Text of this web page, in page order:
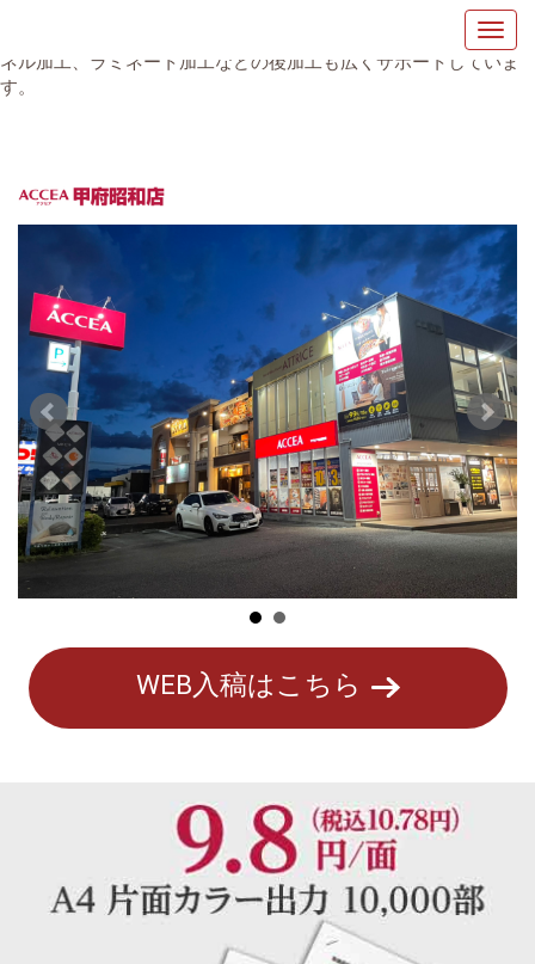
山梨県でおすすめの印刷会社「アクセア甲府昭和店」 チラシ印
刷、ポスター印刷などの印刷サービスはもちろん、製本加工、パ
ネル加工、ラミネート加工などの後加工も広くサポートしていま
す。
WEB入稿はこちら